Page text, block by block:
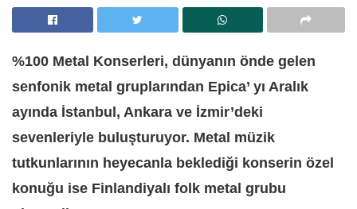
%100 Metal Konserleri, dünyanın önde gelen
senfonik metal gruplarından Epica’ yı Aralık
ayında İstanbul, Ankara ve İzmir’deki
sevenleriyle buluşturuyor. Metal müzik
tutkunlarının heyecanla beklediği konserin özel
konuğu ise Finlandiyalı folk metal grubu